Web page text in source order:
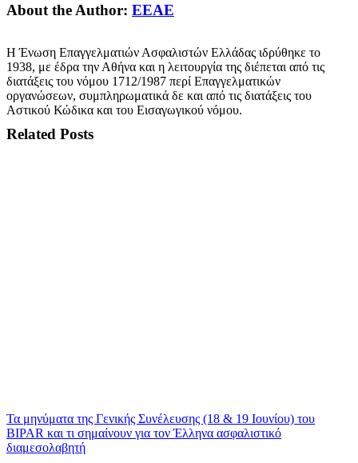
About the Author: ΕΕΑΕ
Η Ένωση Επαγγελματιών Ασφαλιστών Ελλάδας ιδρύθηκε το
1938, με έδρα την Αθήνα και η λειτουργία της διέπεται από τις
διατάξεις του νόμου 1712/1987 περί Επαγγελματικών
οργανώσεων, συμπληρωματικά δε και από τις διατάξεις του
Αστικού Κώδικα και του Εισαγωγικού νόμου.
Related Posts
Τα μηνύματα της Γενικής Συνέλευσης (18 & 19 Ιουνίου) του
BIPAR και τι σημαίνουν για τον Έλληνα ασφαλιστικό
διαμεσολαβητή